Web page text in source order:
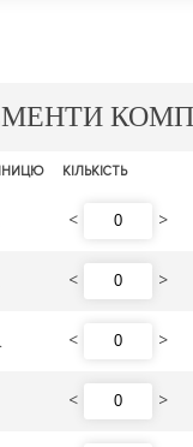
КІЛЬКІСТЬ
< >
< >
< >
< >